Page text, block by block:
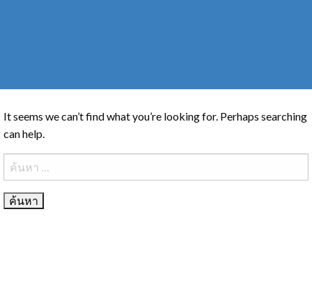
It seems we can’t find what you’re looking for. Perhaps searching
can help.
ค้นหา
สำหรับ: